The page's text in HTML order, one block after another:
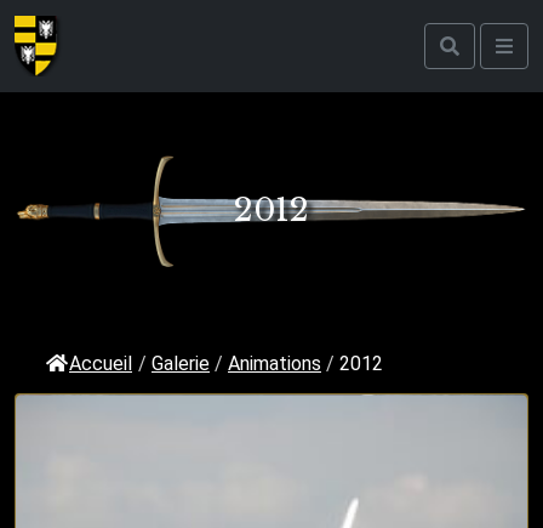
2012
Accueil / Galerie / Animations / 2012